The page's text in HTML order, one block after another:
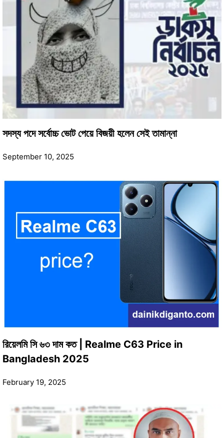
সদস্য পদে সর্বোচ্চ ভোট পেয়ে বিজয়ী হলেন সেই তামান্না
September 10, 2025
রিয়েলমি সি ৬৩ দাম কত | Realme C63 Price in
Bangladesh 2025
February 19, 2025